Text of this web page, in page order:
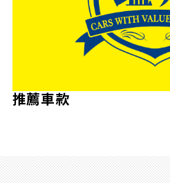
推薦車款